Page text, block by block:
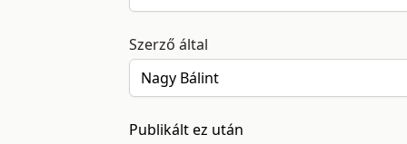
Szerző által
Publikált ez után